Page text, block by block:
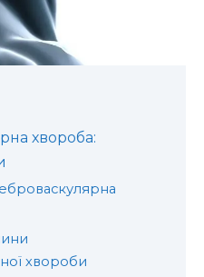
хвороба:
хвороби